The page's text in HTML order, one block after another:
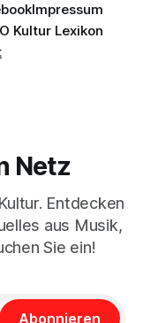
Impressum
Kultur Lexikon
Netz
Entdecken
aus Musik,
Sie ein!
Abonnieren